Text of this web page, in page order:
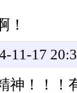
！
11-17
神！！！